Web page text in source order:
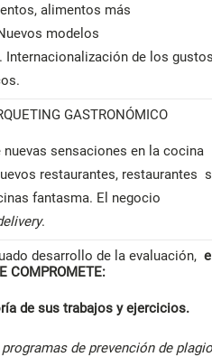
alimentos más
modelos
Internacionalización de los
GASTRONÓMICO
nuevas sensaciones en la cocina
restaurantes, restaurantes
fantasma. El negocio
.
desarrollo de la evaluación,
COMPROMETE:
de sus trabajos y ejercicios.
de prevención de